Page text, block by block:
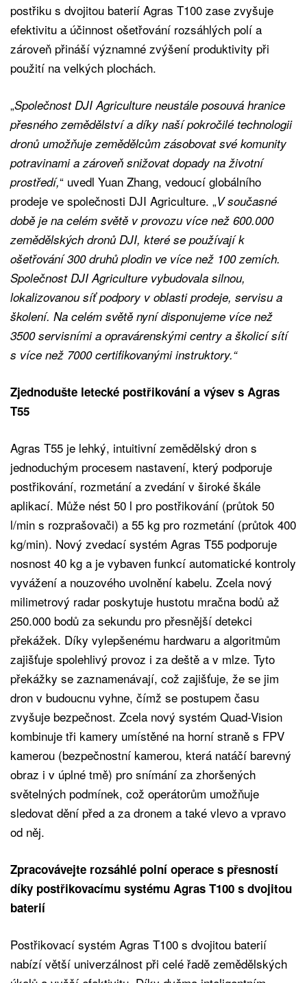
postřiku s dvojitou baterií Agras T100 zase zvyšuje
efektivitu a účinnost ošetřování rozsáhlých polí a
zároveň přináší významné zvýšení produktivity při
použití na velkých plochách.
„Společnost DJI Agriculture neustále posouvá hranice
přesného zemědělství a díky naší pokročilé technologii
dronů umožňuje zemědělcům zásobovat své komunity
potravinami a zároveň snižovat dopady na životní
prostředí,“ uvedl Yuan Zhang, vedoucí globálního
prodeje ve společnosti DJI Agriculture. „V současné
době je na celém světě v provozu více než 600.000
zemědělských dronů DJI, které se používají k
ošetřování 300 druhů plodin ve více než 100 zemích.
Společnost DJI Agriculture vybudovala silnou,
lokalizovanou síť podpory v oblasti prodeje, servisu a
školení. Na celém světě nyní disponujeme více než
3500 servisními a opravárenskými centry a školicí sítí
s více než 7000 certifikovanými instruktory.“
Zjednodušte letecké postřikování a výsev s Agras
T55
Agras T55 je lehký, intuitivní zemědělský dron s
jednoduchým procesem nastavení, který podporuje
postřikování, rozmetání a zvedání v široké škále
aplikací. Může nést 50 l pro postřikování (průtok 50
l/min s rozprašovači) a 55 kg pro rozmetání (průtok 400
kg/min). Nový zvedací systém Agras T55 podporuje
nosnost 40 kg a je vybaven funkcí automatické kontroly
vyvážení a nouzového uvolnění kabelu. Zcela nový
milimetrový radar poskytuje hustotu mračna bodů až
250.000 bodů za sekundu pro přesnější detekci
překážek. Díky vylepšenému hardwaru a algoritmům
zajišťuje spolehlivý provoz i za deště a v mlze. Tyto
překážky se zaznamenávají, což zajišťuje, že se jim
dron v budoucnu vyhne, čímž se postupem času
zvyšuje bezpečnost. Zcela nový systém Quad-Vision
kombinuje tři kamery umístěné na horní straně s FPV
kamerou (bezpečnostní kamerou, která natáčí barevný
obraz i v úplné tmě) pro snímání za zhoršených
světelných podmínek, což operátorům umožňuje
sledovat dění před a za dronem a také vlevo a vpravo
od něj.
Zpracovávejte rozsáhlé polní operace s přesností
díky postřikovacímu systému Agras T100 s dvojitou
baterií
Postřikovací systém Agras T100 s dvojitou baterií
nabízí větší univerzálnost při celé řadě zemědělských